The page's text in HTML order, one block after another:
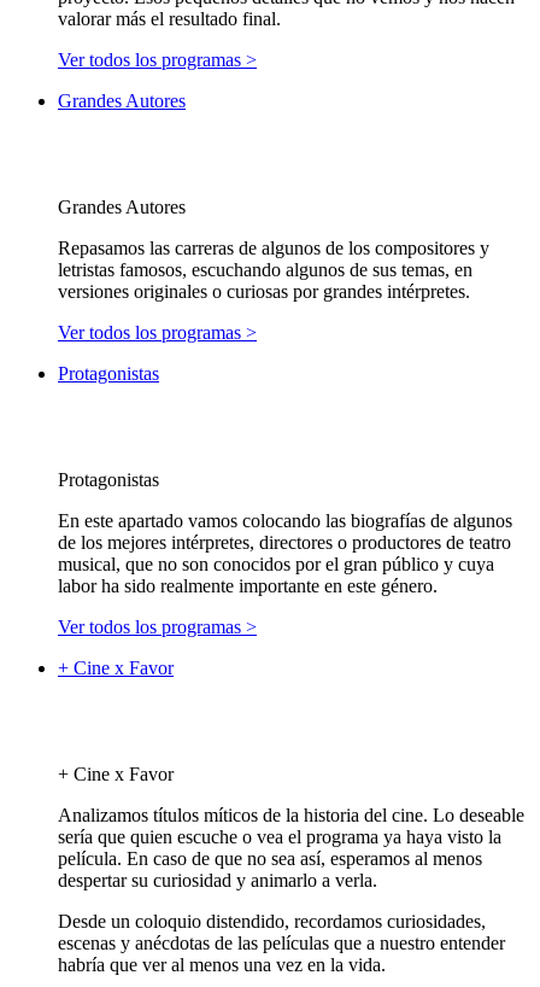
valorar más el resultado final.
Ver todos los programas >
Grandes Autores
Grandes Autores
Repasamos las carreras de algunos de los compositores y
letristas famosos, escuchando algunos de sus temas, en
versiones originales o curiosas por grandes intérpretes.
Ver todos los programas >
Protagonistas
Protagonistas
En este apartado vamos colocando las biografías de algunos
de los mejores intérpretes, directores o productores de teatro
musical, que no son conocidos por el gran público y cuya
labor ha sido realmente importante en este género.
Ver todos los programas >
+ Cine x Favor
+ Cine x Favor
Analizamos títulos míticos de la historia del cine. Lo deseable
sería que quien escuche o vea el programa ya haya visto la
película. En caso de que no sea así, esperamos al menos
despertar su curiosidad y animarlo a verla.
Desde un coloquio distendido, recordamos curiosidades,
escenas y anécdotas de las películas que a nuestro entender
habría que ver al menos una vez en la vida.